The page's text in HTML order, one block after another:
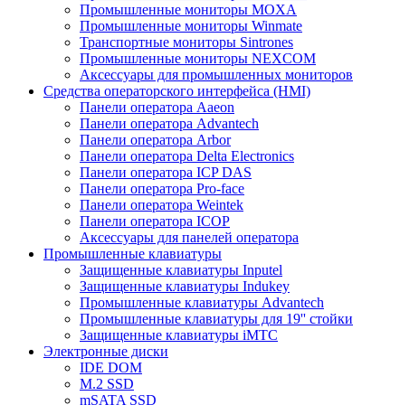
Промышленные мониторы MOXA
Промышленные мониторы Winmate
Транспортные мониторы Sintrones
Промышленные мониторы NEXCOM
Аксессуары для промышленных мониторов
Средства операторского интерфейса (HMI)
Панели оператора Aaeon
Панели оператора Advantech
Панели оператора Arbor
Панели оператора Delta Electronics
Панели оператора ICP DAS
Панели оператора Pro-face
Панели оператора Weintek
Панели оператора ICOP
Аксессуары для панелей оператора
Промышленные клавиатуры
Защищенные клавиатуры Inputel
Защищенные клавиатуры Indukey
Промышленные клавиатуры Advantech
Промышленные клавиатуры для 19'' стойки
Защищенные клавиатуры iMTC
Электронные диски
IDE DOM
M.2 SSD
mSATA SSD